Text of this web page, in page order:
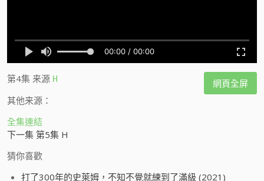
網頁全屏
第4集 来源 H
其他来源：
全集連結
下一集 第5集 H
猜你喜歡
打了300年的史萊姆，不知不覺就練到了滿級 (2021)